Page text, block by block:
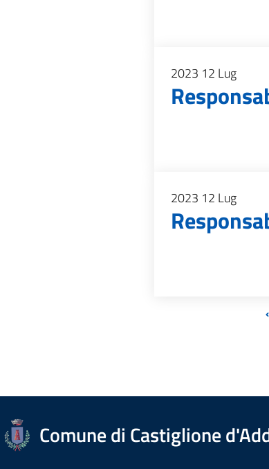
2023 12 Lug
2023 12 Lug
Comune di Castiglione